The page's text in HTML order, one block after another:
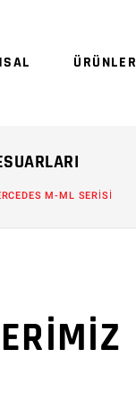
ÜRÜNLER
M-ML SERİSİ